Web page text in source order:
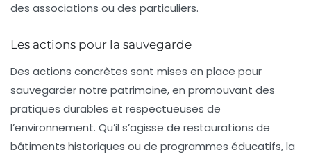
des associations ou des particuliers.
Les actions pour la sauvegarde
Des actions concrètes sont mises en place pour
sauvegarder notre patrimoine, en promouvant des
pratiques durables et respectueuses de
l’environnement. Qu’il s’agisse de restaurations de
bâtiments historiques ou de programmes éducatifs, la